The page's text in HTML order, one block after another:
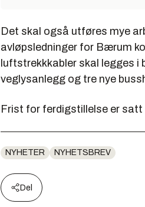
Det skal også utføres mye
avløpsledninger for Bærum
luftstrekkkabler skal legges i
veglysanlegg og tre nye
Frist for ferdigstillelse er
NYHETER NYHETSBREV
Del